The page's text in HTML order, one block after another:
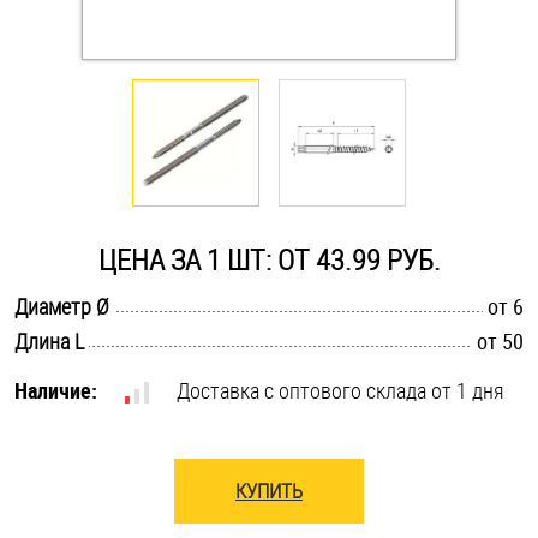
Оснастка и аксессуары для яхт
Саморезы и шурупы
Стопорные кольца
Такелаж
Хомуты
ЦЕНА ЗА 1 ШТ: ОТ 43.99 РУБ.
Диаметр Ø
от 6
Длина L
от 50
Наличие:
Доставка с оптового склада от 1 дня
КУПИТЬ